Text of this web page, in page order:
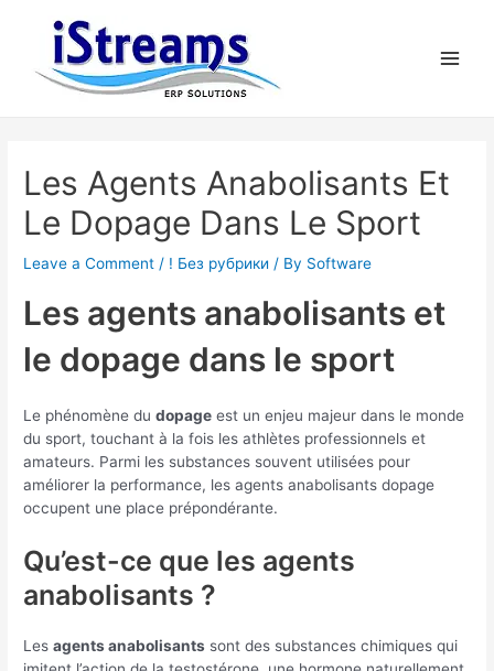
Les Agents Anabolisants Et
Le Dopage Dans Le Sport
Leave a Comment / ! Без рубрики / By Software
Les agents anabolisants et
le dopage dans le sport
Le phénomène dudopage est un enjeu majeur dans le monde
du sport, touchant à la fois les athlètes professionnels et
amateurs. Parmi les substances souvent utilisées pour
améliorer la performance, les agents anabolisants dopage
occupent une place prépondérante.
Qu’est-ce que les agents
anabolisants ?
Lesagents anabolisants sont des substances chimiques qui